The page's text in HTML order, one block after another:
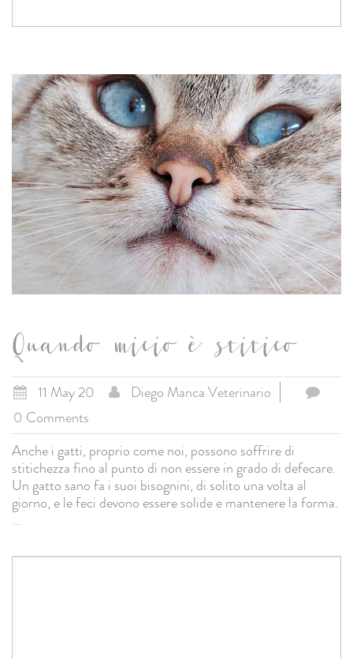
Quando micio è stitico
11 May 20
Diego Manca Veterinario
0 Comments
Anche i gatti, proprio come noi, possono soffrire di
stitichezza fino al punto di non essere in grado di defecare.
Un gatto sano fa i suoi bisognini, di solito una volta al
giorno, e le feci devono essere solide e mantenere la forma.
...